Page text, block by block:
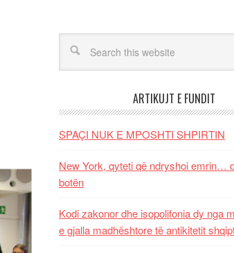
ARTIKUJT E FUNDIT
SPAÇI NUK E MPOSHTI SHPIRTIN
New York, qyteti që ndryshoi emrin…
botën
Kodi zakonor dhe isopolifonia dy nga
e gjalla madhështore të antikitetit